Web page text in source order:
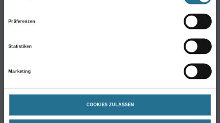
Präferenzen
Statistiken
Marketing
COOKIES ZULASSEN
Online-Shop
WDV-Systeme
Putze- und Spachtelmassen
Bodenbeläge
Werkzeuge & Maschinen